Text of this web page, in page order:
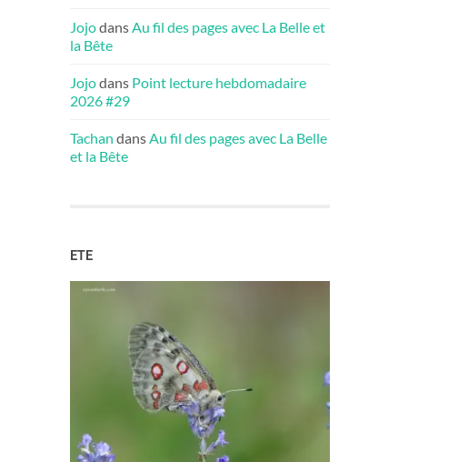
JojodansAu fil des pages avec La Belle et
la Bête
Jojodans Point lecture hebdomadaire
2026 #29
Tachan dansAu fil des pages avec La Belle
et la Bête
ETE